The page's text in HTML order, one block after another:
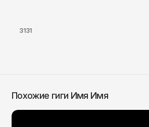
3131
Похожие гиги Имя Имя